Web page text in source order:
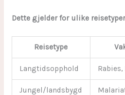
Dette gjelder for ulike
Reisetype
Langtidsopphold
Jungel/landsbygd